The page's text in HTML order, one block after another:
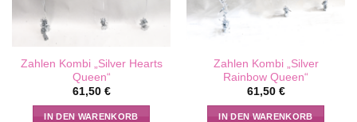
Zahlen Kombi „Silver Hearts
Queen“
61,50 €
IN DEN WARENKORB
Zahlen Kombi „Silver
Rainbow Queen“
61,50 €
IN DEN WARENKORB